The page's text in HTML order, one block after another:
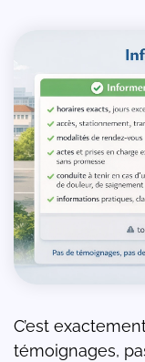
C’est
témoignages,